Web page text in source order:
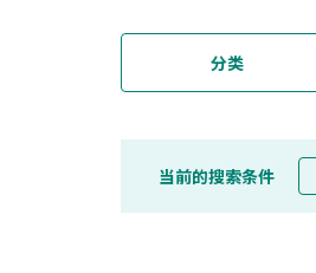
分类
当前的搜索条件